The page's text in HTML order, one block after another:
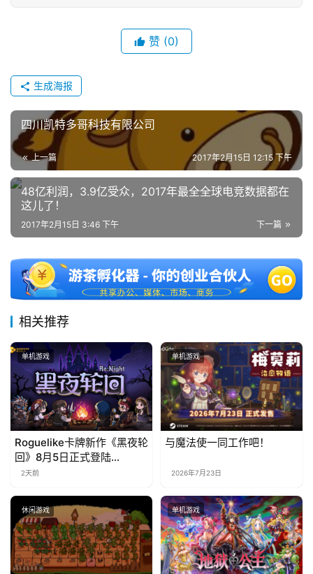
(
赞 (0)
生成海报
四川凯特多哥科技有限公司
上一篇 2017年2月15日 12:15 下午
48亿利润，3.9亿受众，2017年最全全球电竞数据都在
这儿了！
下一篇
2017年2月15日 3:46 下午
相关推荐
单机游戏
Roguelike卡牌新作《黑夜轮
回》8月5日正式登陆
Steam，首发9折优惠开启
2天前
单机游戏
与魔法使一同工作吧！
2026年7月23日
休闲游戏 单机游戏